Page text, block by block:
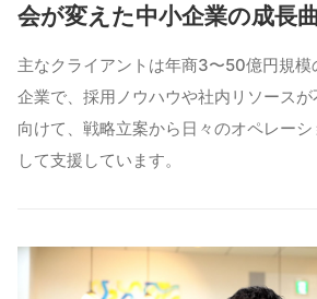
会が変えた中小企業の成長
主なクライアントは年商3〜50億円規模
企業で、採用ノウハウや社内リソース
向けて、戦略立案から日々のオペレー
して支援しています。